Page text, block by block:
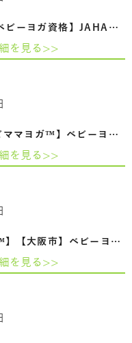
【山形県天童市ベビーヨガ資格】JAHA認定…
を見る>>
JAHA認定【ベビママヨガ™】ベビーヨガ＆マ…
を見る>>
【ベビママヨガ™】【大阪市】ベビーヨガ＆…
を見る>>